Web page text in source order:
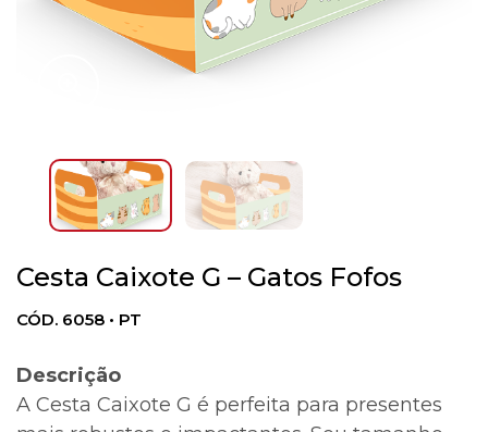
Cesta Caixote G – Gatos Fofos
CÓD. 6058 • PT
Descrição
A Cesta Caixote G é perfeita para presentes